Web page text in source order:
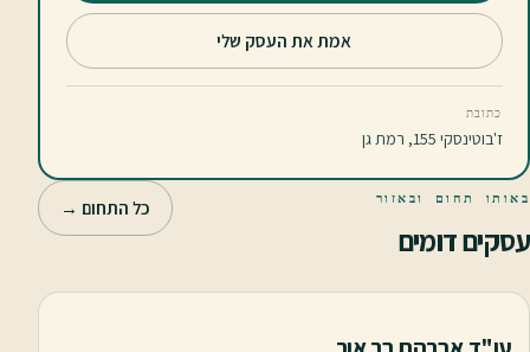
אמת את העסק שלי
כתובת
ז'בוטינסקי 155, רמת גן
באותו תחום ובאזור
עסקים דומים
כל התחום →